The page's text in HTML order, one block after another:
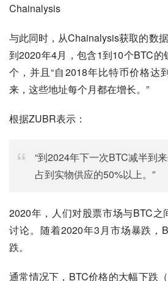
Chainalysis
与此同时，从Chainalysis获取的数
到2020年4月，包含1到10个BTC
个，并且“自2018年比特币价格达
来，这些地址每个月都在增长。”
根据ZUBR表示：
“到2024年下一次BTC减半到
占到实物供应的50%以上。”
2020年，人们对股票市场与BTC
讨论。随着2020年3月市场暴跌，
跌。
通常情况下，BTC价格的大幅下跌